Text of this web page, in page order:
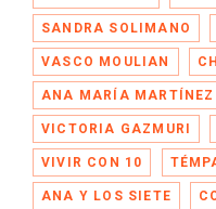
SANDRA SOLIMANO
VASCO MOULIAN
ANA MARÍA MARTÍNEZ
VICTORIA GAZMURI
VIVIR CON 10
ANA Y LOS SIETE